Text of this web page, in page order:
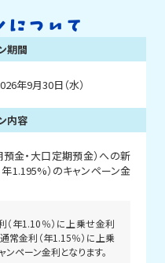
について
期間
年9月30日（水）
内容
金・大口定期預金）への新
1.195%）のキャンペーン金
（年1.10％）に上乗せ金利
通常金利（年1.15％）に上乗
ペーン金利となります。